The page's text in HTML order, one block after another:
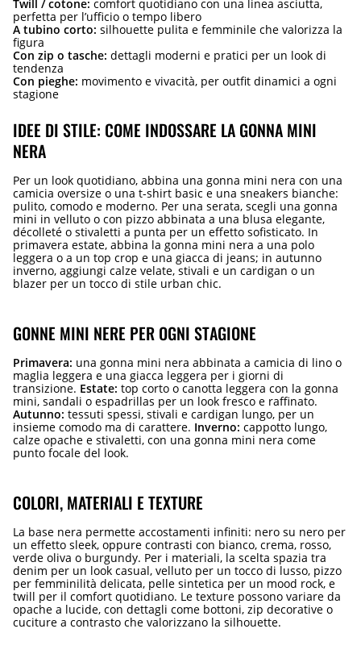
Twill / cotone: comfort quotidiano con una linea asciutta,
perfetta per l’ufficio o tempo libero
A tubino corto: silhouette pulita e femminile che valorizza la
figura
Con zip o tasche: dettagli moderni e pratici per un look di
tendenza
Con pieghe: movimento e vivacità, per outfit dinamici a ogni
stagione
IDEE DI STILE: COME INDOSSARE LA GONNA MINI
NERA
Per un look quotidiano, abbina una gonna mini nera con una
camicia oversize o una t-shirt basic e una sneakers bianche:
pulito, comodo e moderno. Per una serata, scegli una gonna
mini in velluto o con pizzo abbinata a una blusa elegante,
décolleté o stivaletti a punta per un effetto sofisticato. In
primavera estate, abbina la gonna mini nera a una polo
leggera o a un top crop e una giacca di jeans; in autunno
inverno, aggiungi calze velate, stivali e un cardigan o un
blazer per un tocco di stile urban chic.
GONNE MINI NERE PER OGNI STAGIONE
Primavera: una gonna mini nera abbinata a camicia di lino o
maglia leggera e una giacca leggera per i giorni di
transizione. Estate: top corto o canotta leggera con la gonna
mini, sandali o espadrillas per un look fresco e raffinato.
Autunno: tessuti spessi, stivali e cardigan lungo, per un
insieme comodo ma di carattere. Inverno: cappotto lungo,
calze opache e stivaletti, con una gonna mini nera come
punto focale del look.
COLORI, MATERIALI E TEXTURE
La base nera permette accostamenti infiniti: nero su nero per
un effetto sleek, oppure contrasti con bianco, crema, rosso,
verde oliva o burgundy. Per i materiali, la scelta spazia tra
denim per un look casual, velluto per un tocco di lusso, pizzo
per femminilità delicata, pelle sintetica per un mood rock, e
twill per il comfort quotidiano. Le texture possono variare da
opache a lucide, con dettagli come bottoni, zip decorative o
cuciture a contrasto che valorizzano la silhouette.